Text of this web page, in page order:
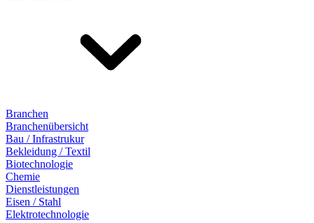
Branchen
Branchenübersicht
Bau / Infrastrukur
Bekleidung / Textil
Biotechnologie
Chemie
Dienstleistungen
Eisen / Stahl
Elektrotechnologie